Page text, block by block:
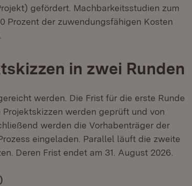
gefördert. Machbarkeitsstudien zum
Prozent der zuwendungsfähigen Kosten
in zwei Runden
werden. Die Frist für die erste Runde
werden geprüft und von
werden die Vorhabenträger der
eingeladen. Parallel läuft die zweite
Deren Frist endet am 31. August 2026.